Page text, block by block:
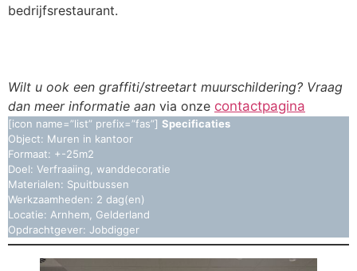
bedrijfsrestaurant.
Wilt u ook een graffiti/streetart muurschildering? Vraag
dan meer informatie aan via onze contactpagina
[icon name=”list” prefix=”fas”] Specificaties
Object: Muren in kantoor
Formaat: +-25m2
Doel: Verfraaiing, wanddecoratie
Materialen: Spuitbussen
Werkzaamheden: 2 dag(en)
Locatie: Arnhem, Gelderland
Opdrachtgever: Jobdigger